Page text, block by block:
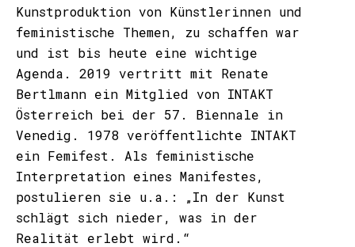
Kunstproduktion von Künstlerinnen und
feministische Themen, zu schaffen war
und ist bis heute eine wichtige
Agenda. 2019 vertritt mit Renate
Bertlmann ein Mitglied von INTAKT
Österreich bei der 57. Biennale in
Venedig. 1978 veröffentlichte INTAKT
ein Femifest. Als feministische
Interpretation eines Manifestes,
postulieren sie u.a.: „In der Kunst
schlägt sich nieder, was in der
Realität erlebt wird.“